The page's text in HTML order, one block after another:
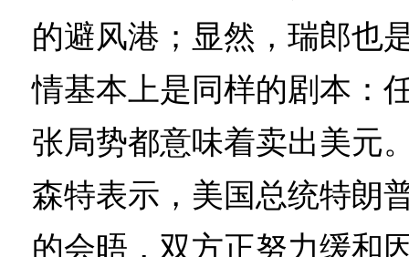
的避风港；显然，瑞郎也
情基本上是同样的剧本：
张局势都意味着卖出美元
森特表示，美国总统特朗
的会晤，双方正努力缓和